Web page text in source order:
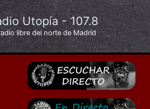
Utopía - 107.8
libre del norte de Madrid